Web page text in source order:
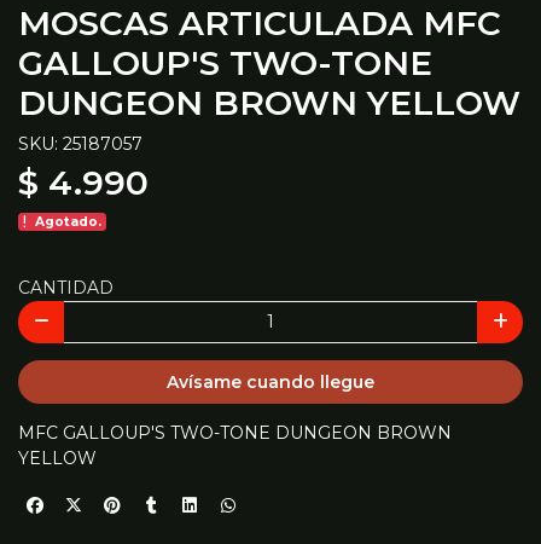
MOSCAS ARTICULADA MFC
GALLOUP'S TWO-TONE
DUNGEON BROWN YELLOW
SKU: 25187057
$ 4.990
Agotado.
CANTIDAD
Avísame cuando llegue
MFC GALLOUP'S TWO-TONE DUNGEON BROWN
YELLOW